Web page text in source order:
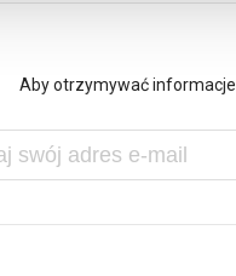
Aby otrzymywać informacje